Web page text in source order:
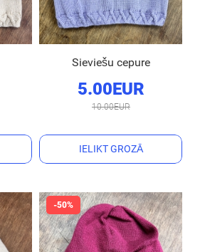
Sieviešu cepure
5.00EUR
10.00EUR
IELIKT GROZĀ